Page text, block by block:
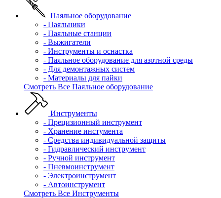
Паяльное оборудование
- Паяльники
- Паяльные станции
- Выжигатели
- Инструменты и оснастка
- Паяльное оборудование для азотной среды
- Для демонтажных систем
- Материалы для пайки
Смотреть Все Паяльное оборудование
Инструменты
- Прецизионный инструмент
- Хранение инстумента
- Средства индивидуальной защиты
- Гидравлический инструмент
- Ручной инструмент
- Пневмоинструмент
- Электроинструмент
- Автоинструмент
Смотреть Все Инструменты